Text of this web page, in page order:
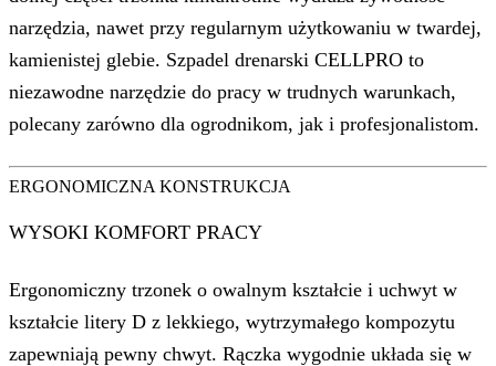
narzędzia, nawet przy regularnym użytkowaniu w twardej,
kamienistej glebie. Szpadel drenarski CELLPRO to
niezawodne narzędzie do pracy w trudnych warunkach,
polecany zarówno dla ogrodnikom, jak i profesjonalistom.
ERGONOMICZNA KONSTRUKCJA
WYSOKI KOMFORT PRACY
Ergonomiczny trzonek o owalnym kształcie i uchwyt w
kształcie litery D z lekkiego, wytrzymałego kompozytu
zapewniają pewny chwyt. Rączka wygodnie układa się w